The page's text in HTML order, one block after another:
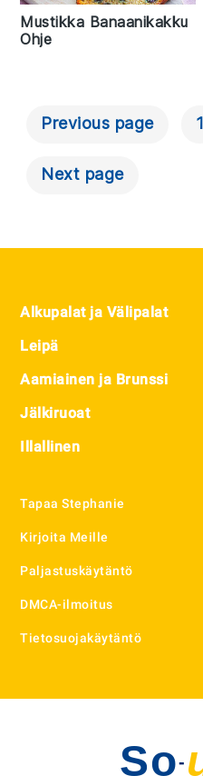
Mustikka Banaanikakku
Ohje
Artikkelien
Selaus
Previous page 1
Next page
Footer
Alkupalat ja Välipalat
Leipä
Aamiainen ja Brunssi
Jälkiruoat
Illallinen
Tapaa Stephanie
Kirjoita Meille
Paljastuskäytäntö
DMCA-ilmoitus
Tietosuojakäytäntö
So-